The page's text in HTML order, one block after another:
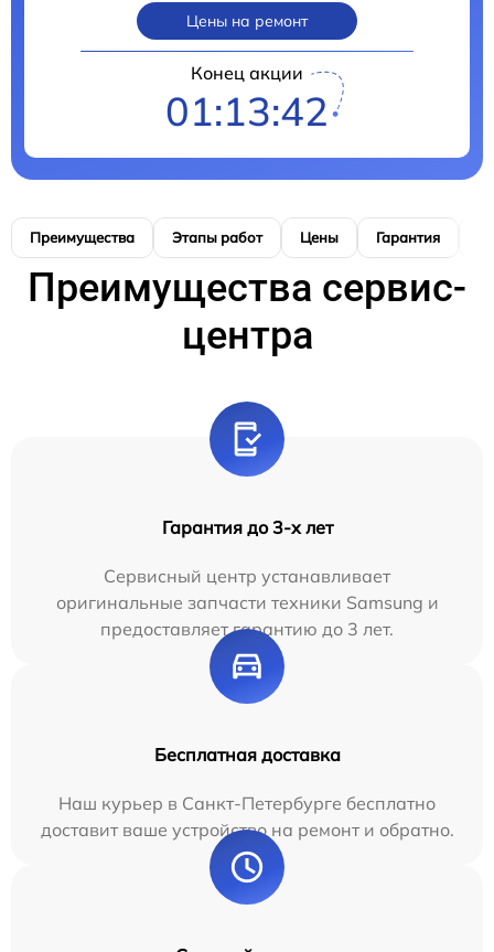
Цены на ремонт
Конец акции
01:13:41
Преимущества Этапы работ Цены Гарантия
Преимущества сервис-
центра
Гарантия до 3-х лет
Сервисный центр устанавливает
оригинальные запчасти техники Samsung и
предоставляет гарантию до 3 лет.
Бесплатная доставка
Наш курьер в Санкт-Петербурге бесплатно
доставит ваше устройство на ремонт и обратно.